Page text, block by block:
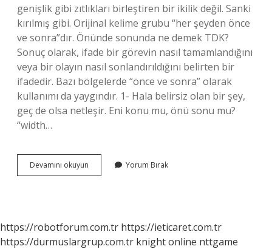
genişlik gibi zıtlıkları birleştiren bir ikilik değil. Sanki
kırılmış gibi. Orijinal kelime grubu “her şeyden önce
ve sonra”dır. Önünde sonunda ne demek TDK?
Sonuç olarak, ifade bir görevin nasıl tamamlandığını
veya bir olayın nasıl sonlandırıldığını belirten bir
ifadedir. Bazı bölgelerde “önce ve sonra” olarak
kullanımı da yaygındır. 1- Hala belirsiz olan bir şey,
geç de olsa netleşir. Eni konu mu, önü sonu mu?
“width…
Devamını okuyun Önünde
Sonunda
Mı
Yorum Bırak
https://robotforum.com.tr https://ieticaret.com.tr
https://durmuslargrup.com.tr knight online nttgame